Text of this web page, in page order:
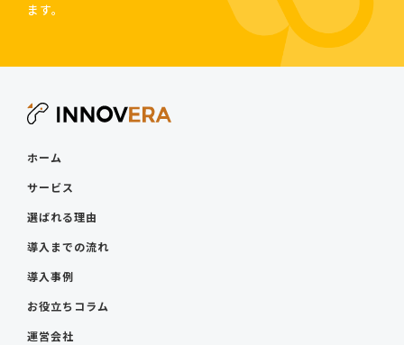
ます。
ホーム
サービス
選ばれる理由
導入までの流れ
導入事例
お役立ちコラム
運営会社